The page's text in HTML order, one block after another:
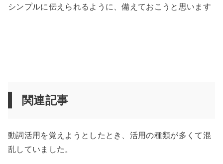
シンプルに伝えられるように、備えておこうと思います
関連記事
動詞活用を覚えようとしたとき、活用の種類が多くて混
乱していました。